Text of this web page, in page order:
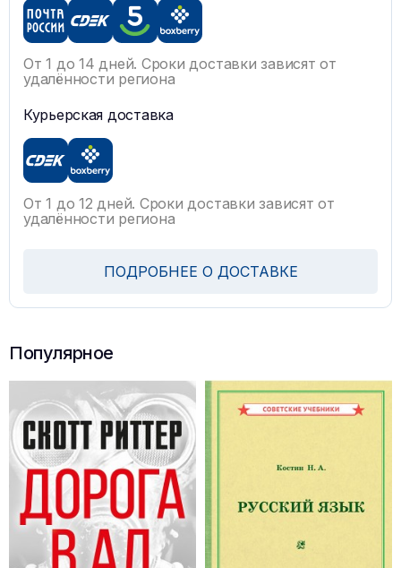
От 1 до 14 дней. Сроки доставки зависят от
удалённости региона
Курьерская доставка
От 1 до 12 дней. Сроки доставки зависят от
удалённости региона
ПОДРОБНЕЕ О ДОСТАВКЕ
Популярное